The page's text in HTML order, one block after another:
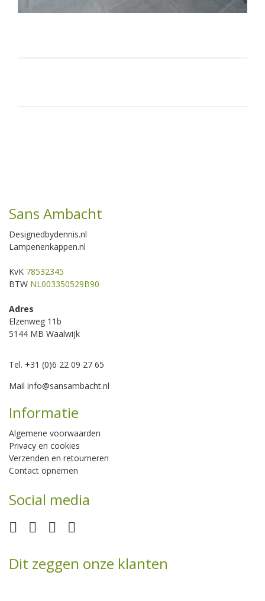
Sans Ambacht
Designedbydennis.nl
Lampenenkappen.nl
KvK 78532345
BTW NL003350529B90
Adres
Elzenweg 11b
5144 MB Waalwijk
Tel. +31 (0)6 22 09 27 65
Mail info@sansambacht.nl
Informatie
Algemene voorwaarden
Privacy en cookies
Verzenden en retourneren
Contact opnemen
Social media
Dit zeggen onze klanten